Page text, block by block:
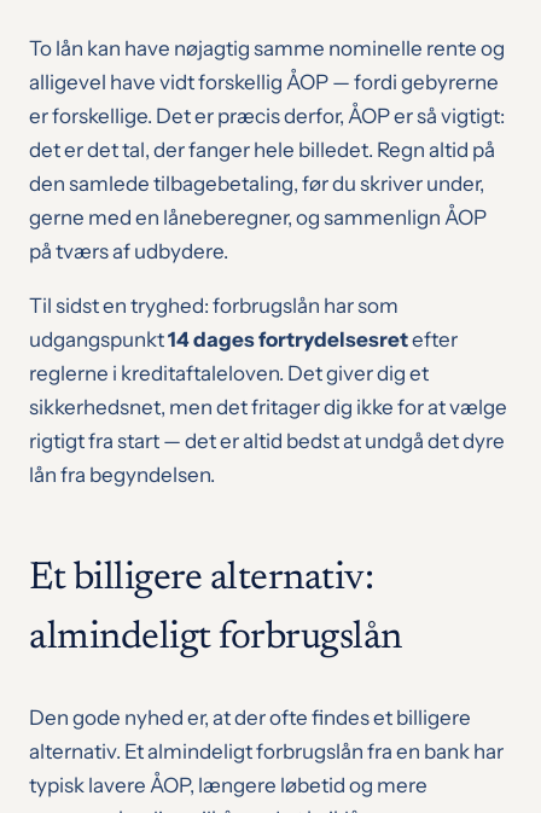
To lån kan have nøjagtig samme nominelle rente og
alligevel have vidt forskellig ÅOP — fordi gebyrerne
er forskellige. Det er præcis derfor, ÅOP er så vigtigt:
det er det tal, der fanger hele billedet. Regn altid på
den samlede tilbagebetaling, før du skriver under,
gerne med en låneberegner, og sammenlign ÅOP
på tværs af udbydere.
Til sidst en tryghed: forbrugslån har som
udgangspunkt14 dages fortrydelsesretefter
reglerne i kreditaftaleloven. Det giver dig et
sikkerhedsnet, men det fritager dig ikke for at vælge
rigtigt fra start — det er altid bedst at undgå det dyre
lån fra begyndelsen.
Et billigere alternativ:
almindeligt forbrugslån
Den gode nyhed er, at der ofte findes et billigere
alternativ. Et almindeligt forbrugslån fra en bank har
typisk lavere ÅOP, længere løbetid og mere